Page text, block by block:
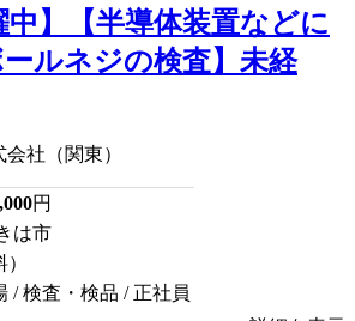
中】【半導体装置などに
ルネジの検査】未経
社（関東）
円
は市
/ 検査・検品 / 正社員